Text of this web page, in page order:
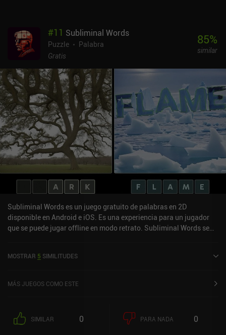
#11 Subliminal Words
Puzzle
Palabra
Gratis
85%
similar
Subliminal Words es un juego gratuito de palabras en 2D
disponible en Android e iOS. Es una experiencia para un jugador
que se puede jugar offline en modo retrato. Subliminal Words se
MOSTRAR 5 SIMILITUDES
MÁS JUEGOS COMO ESTE
SIMILAR 0 PARA NADA 0